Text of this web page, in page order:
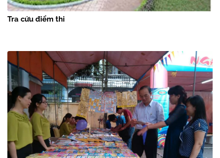
Tra cứu điểm thi